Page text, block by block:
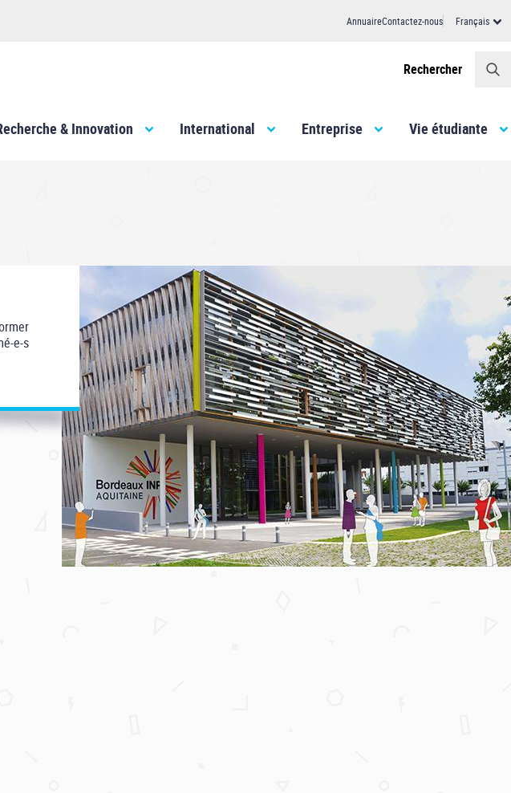
AnnuaireContactez-nous Français
Rechercher
& Innovation International Entreprise Vie étudiante
e-s